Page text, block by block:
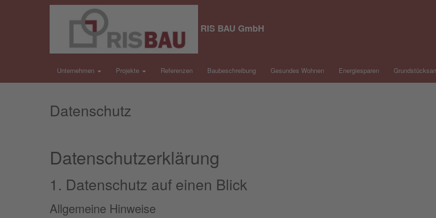
RIS BAU GmbH
Unternehmen Projekte Referenzen Baubeschreibung Gesundes Wohnen Energiesparen
Datenschutz
Datenschutz­erklärung
1. Datenschutz auf einen Blick
Allgemeine Hinweise